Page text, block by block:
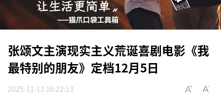
张颂文主演现实主义荒诞喜剧电影《我
最特别的朋友》定档12月5日
2025-11-12 16:22:13